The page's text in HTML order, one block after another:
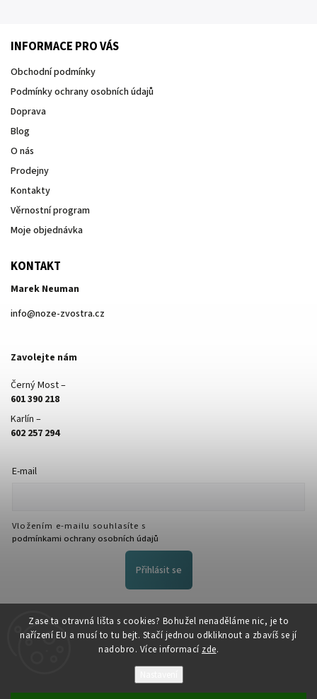
Zase ta otravná lišta s cookies? Bohužel nenaděláme nic, je to
nařízení EU a musí to tu bejt. Stačí jednou odkliknout a zbavíš se jí
nadobro. Více informací zde.
INFORMACE PRO VÁS
Obchodní podmínky
Podmínky ochrany osobních údajů
Doprava
Blog
O nás
Prodejny
Kontakty
Věrnostní program
Moje objednávka
KONTAKT
Marek Neuman
info@noze-zvostra.cz
Zavolejte nám
Černý Most –
601 390 218
Karlín –
602 257 294
E-mail
Vložením e-mailu souhlasíte s
podmínkami ochrany osobních údajů
Přihlásit se
FACEBOOK